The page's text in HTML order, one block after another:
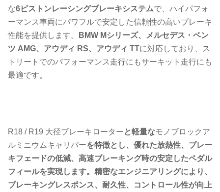
な6ピストンレーシングブレーキシステムで、ハイパフォ
ーマンス車両にパワフルで安定した信頼性の高いブレーキ
性能を提供します。
BMW Mシリーズ、メルセデス・ベン
ツ AMG、アウディ RS、アウディ TTに対応しており、ス
トリートでのパフォーマンス走行にもサーキット走行にも
最適です。
R18 / R19 大径ブレーキローターと軽量なモノブロックア
ルミニウムキャリパーを特徴とし、優れた放熱性、ブレー
キフェードの低減、高速ブレーキング時の安定したペダル
フィールを実現します。精密なエンジニアリングにより、
ブレーキングレスポンス、耐久性、コントロール性が向上